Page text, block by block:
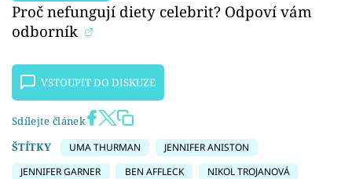
Proč nefungují diety celebrit? Odpoví vám
odborník
VSTOUPIT DO DISKUZE
Sdílejte článek
ŠTÍTKY
UMA THURMAN
JENNIFER ANISTON
JENNIFER GARNER
BEN AFFLECK
NIKOL TROJANOVÁ